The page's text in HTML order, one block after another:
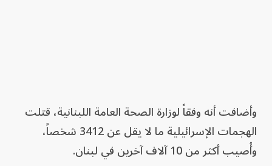
وأضافت أنه وفقاً لوزارة الصحة العامة اللبنانية، قتلت
الهجمات الإسرائيلية ما لا يقل عن 3412 شخصاً،
وأُصيب أكثر من 10 آلاف آخرين في لبنان.